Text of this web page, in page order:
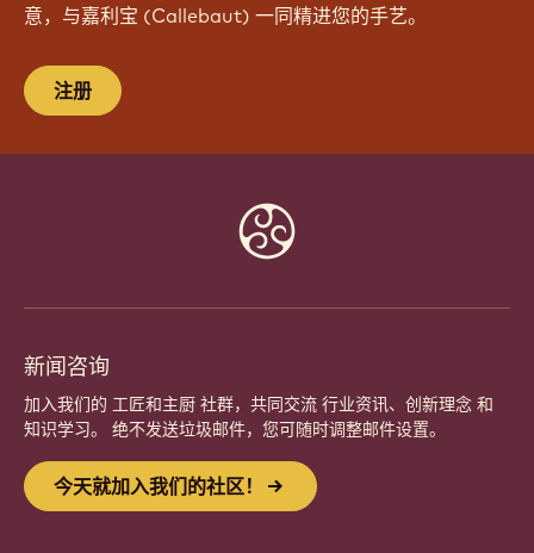
意，与嘉利宝 (Callebaut) 一同精进您的手艺。
注册
新闻咨询
加入我们的 工匠和主厨 社群，共同交流 行业资讯、创新理念 和
知识学习。 绝不发送垃圾邮件，您可随时调整邮件设置。
今天就加入我们的社区！